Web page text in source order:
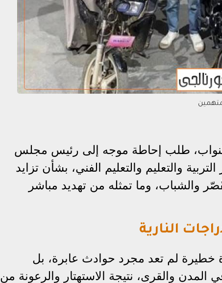
طلب إحاطة موجه إلى رئيس مجلس
التربية والتعليم والتعليم الفني، بشأن تزايد
والشباب، وما تمثله من تهديد مباشر
النارية
خطيرة لم تعد مجرد حوادث عابرة، بل
والقرى، نتيجة الاستهتار والرعونة من